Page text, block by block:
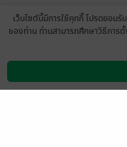
ดาวน์โหลดแ
เว็บไซต์นี้มีการใช้คุกกี้ โปรดยอม
ของท่าน ท่านสามารถศึกษาวิธีกา